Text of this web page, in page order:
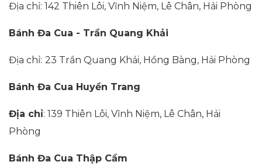
Địa chỉ: 142 Thiên Lôi, Vĩnh Niệm, Lê Chân, Hải Phòng
Bánh Đa Cua - Trần Quang Khải
Địa chỉ: 23 Trần Quang Khải, Hồng Bàng, Hải Phòng
Bánh Đa Cua Huyền Trang
Địa chỉ: 139 Thiên Lôi, Vĩnh Niệm, Lê Chân, Hải
Phòng
Bánh Đa Cua Thập Cẩm